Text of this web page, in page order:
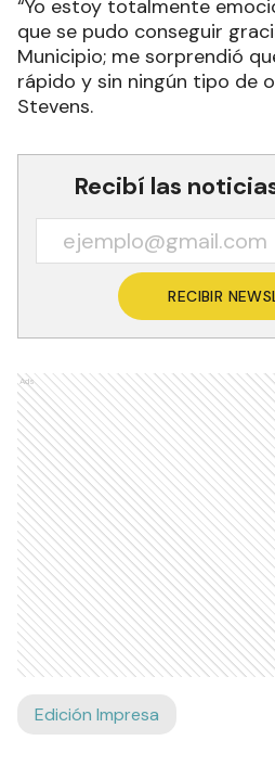
“Yo estoy totalmente
que se pudo conseguir
Municipio; me sorprendió
rápido y sin ningún tipo de
Stevens.
Recibí las
RECIBIR
Ads
Edición Impresa